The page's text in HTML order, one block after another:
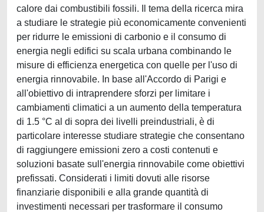
calore dai combustibili fossili. Il tema della ricerca mira
a studiare le strategie più economicamente convenienti
per ridurre le emissioni di carbonio e il consumo di
energia negli edifici su scala urbana combinando le
misure di efficienza energetica con quelle per l'uso di
energia rinnovabile. In base all'Accordo di Parigi e
all'obiettivo di intraprendere sforzi per limitare i
cambiamenti climatici a un aumento della temperatura
di 1.5 °C al di sopra dei livelli preindustriali, è di
particolare interesse studiare strategie che consentano
di raggiungere emissioni zero a costi contenuti e
soluzioni basate sull'energia rinnovabile come obiettivi
prefissati. Considerati i limiti dovuti alle risorse
finanziarie disponibili e alla grande quantità di
investimenti necessari per trasformare il consumo